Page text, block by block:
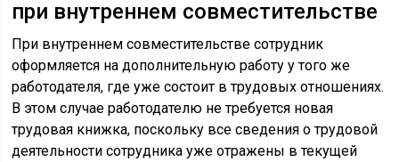
при внутреннем совместительстве
При внутреннем совместительстве сотрудник
оформляется на дополнительную работу у того же
работодателя, где уже состоит в трудовых отношениях.
В этом случае работодателю не требуется новая
трудовая книжка, поскольку все сведения о трудовой
деятельности сотрудника уже отражены в текущей